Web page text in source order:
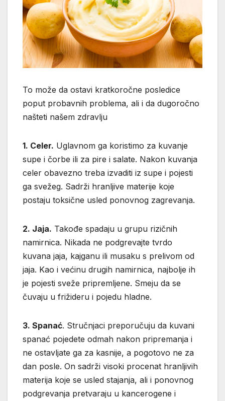
To može da ostavi kratkoročne posledice
poput probavnih problema, ali i da dugoročno
našteti našem zdravlju
1. Celer. Uglavnom ga koristimo za kuvanje
supe i čorbe ili za pire i salate. Nakon kuvanja
celer obavezno treba izvaditi iz supe i pojesti
ga svežeg. Sadrži hranljive materije koje
postaju toksične usled ponovnog zagrevanja.
2. Jaja. Takođe spadaju u grupu rizičnih
namirnica. Nikada ne podgrevajte tvrdo
kuvana jaja, kajganu ili musaku s prelivom od
jaja. Kao i većinu drugih namirnica, najbolje ih
je pojesti sveže pripremljene. Smeju da se
čuvaju u frižideru i pojedu hladne.
3. Spanać. Stručnjaci preporučuju da kuvani
spanać pojedete odmah nakon pripremanja i
ne ostavljate ga za kasnije, a pogotovo ne za
dan posle. On sadrži visoki procenat hranljivih
materija koje se usled stajanja, ali i ponovnog
podgrevanja pretvaraju u kancerogene i